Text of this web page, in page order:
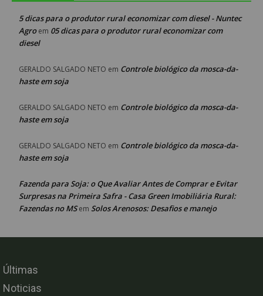
5 dicas para o produtor rural economizar com diesel - Nuntec
Agroem 05 dicas para o produtor rural economizar com
diesel
GERALDO SALGADO NETO em Controle biológico da mosca-da-
haste em soja
GERALDO SALGADO NETO em Controle biológico da mosca-da-
haste em soja
GERALDO SALGADO NETO em Controle biológico da mosca-da-
haste em soja
Fazenda para Soja: o Que Avaliar Antes de Comprar e Evitar
Surpresas na Primeira Safra - Casa Green Imobiliária Rural:
Fazendas no MSem Solos Arenosos: Desafios e manejo
Últimas
Noticias